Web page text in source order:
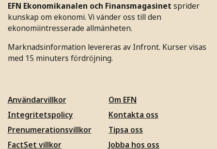
EFN Ekonomikanalen och Finansmagasinet sprider
kunskap om ekonomi. Vi vänder oss till den
ekonomiintresserade allmänheten.
Marknadsinformation levereras av Infront. Kurser visas
med 15 minuters fördröjning.
Användarvillkor
Integritetspolicy
Prenumerationsvillkor
FactSet villkor
Om EFN
Kontakta oss
Tipsa oss
Jobba hos oss